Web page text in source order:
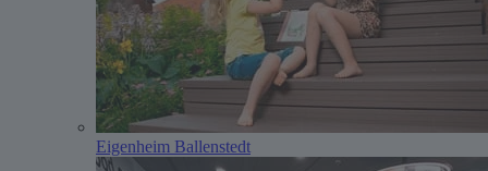
Eigenheim Ballenstedt